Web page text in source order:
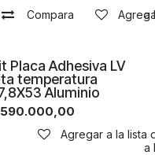
Compara Agregar a
Compara
Agregar a
Placa Adhesiva LV
temperatura
Aluminio
590.000,00
Agregar a la lista